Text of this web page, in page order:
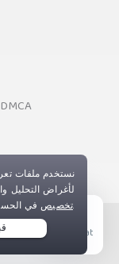
سياسة قانون الألفية للملكية الرقمية DMCA
Live Chat